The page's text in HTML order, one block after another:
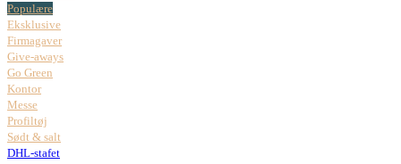
Populære
Eksklusive
Firmagaver
Give-aways
Go Green
Kontor
Messe
Profiltøj
Sødt & salt
DHL-stafet